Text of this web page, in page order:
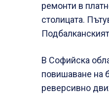
ремонти в
столицата.
В Софийска
повишаване на
реверсивно